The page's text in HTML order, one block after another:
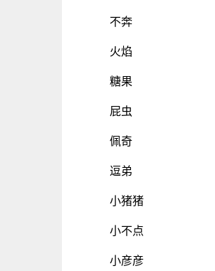
不奔
火焰
糖果
屁虫
佩奇
逗弟
小猪猪
小不点
小彦彦